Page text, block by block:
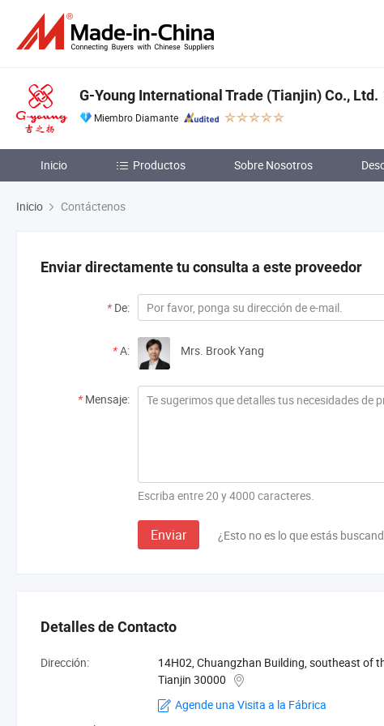
G-Young International Trade (Tianjin) Co., Ltd.
Miembro Diamante
Inicio Productos Sobre Nosotros
Inicio Contáctenos
Enviar directamente tu consulta a este proveedor
* De:
*A: Mrs. Brook Yang
* Mensaje:
Escriba entre 20 y 4000 caracteres.
Enviar ¿Esto no es lo que estás
Detalles de Contacto
Dirección:
14H02, Chuangzhan Building, southeast of
Tianjin 30000
Agende una Visita a la Fábrica